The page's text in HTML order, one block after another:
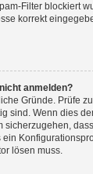
Filter blockiert
korrekt
anmelden?
Gründe. Prüfe
sind. Wenn dies
sicherzugehen,
lösen muss.